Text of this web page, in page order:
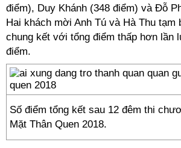
điểm), Duy Khánh (348 điểm) và Đỗ
Hai khách mời Anh Tú và Hà Thu tạm
chung kết với tổng điểm thấp hơn lần
điểm.
Số điểm tổng kết sau 12 đêm thi
Mặt Thân Quen 2018.